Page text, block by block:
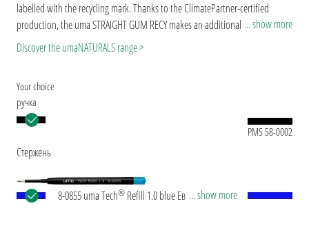
labelled with the recycling mark. Thanks to the ClimatePartner-certified
production, the uma STRAIGHT GUM RECY makes an additional sustainable
contribution to the protection of the environment.
... show more
Discover the umaNATURALS range >
Your choice
ручка
PMS 58-0002
Стержень
8-0855 uma Tech® Refill 1.0 blue Европейские
... show more